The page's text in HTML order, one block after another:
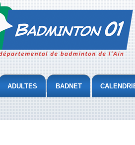
ADULTES BADNET